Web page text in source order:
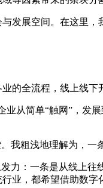
展空间。在这里，
全流程，线上线下
简单“触网”，发
粗浅地理解为，一
：一条是从线上往
业，都希望借助数字